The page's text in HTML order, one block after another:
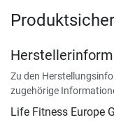
Zu den
zugehörige
Life Fitness Europe